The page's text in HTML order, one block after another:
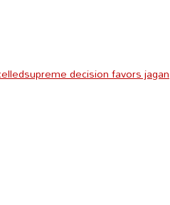
supreme decision favors jagan